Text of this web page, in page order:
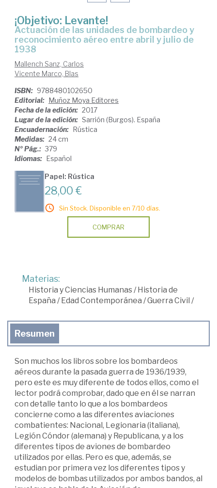
¡Objetivo: Levante!
actuación de las unidades de bombardeo y
reconocimiento aéreo entre abril y julio de
1938
Mallench Sanz, Carlos
Vicente Marco, Blas
ISBN: 9788480102650
Editorial: Muñoz Moya Editores
Fecha de la edición: 2017
Lugar de la edición: Sarrión (Burgos). España
Encuadernación: Rústica
Medidas: 24 cm
Nº Pág.: 379
Idiomas: Español
Papel: Rústica
28,00 €
Sin Stock. Disponible en 7/10 días.
COMPRAR
Materias:
Historia y Ciencias Humanas /Historia de
España /Edad Contemporánea /Guerra Civil /
Resumen
Son muchos los libros sobre los bombardeos
aéreos durante la pasada guerra de 1936/1939,
pero este es muy diferente de todos ellos, como el
lector podrá comprobar, dado que en él se narran
con detalle tanto lo que a los bombardeos
concierne como a las diferentes aviaciones
combatientes: Nacional, Legionaria (italiana),
Legión Cóndor (alemana) y Republicana, y a los
diferentes tipos de aviones de bombardeo
utilizados por ellas. Pero es que, además, se
estudian por primera vez los diferentes tipos y
modelos de bombas utilizados por ambos bandos, al